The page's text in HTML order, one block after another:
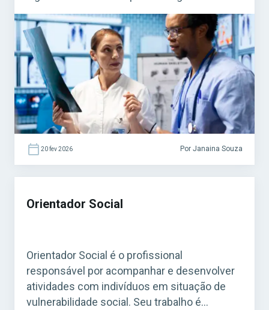
fundamental para o funcionamento do
Sistema Único de Saúde (SUS). Acesse agora
o Curso Grátis INSS 2026! O cargo é bastante
procurado em concursos federais, estaduais
e municipais, […]
20 fev 2026 Por Janaina Souza
Orientador Social
Orientador Social é o profissional
responsável por acompanhar e desenvolver
atividades com indivíduos em situação de
vulnerabilidade social. Seu trabalho é